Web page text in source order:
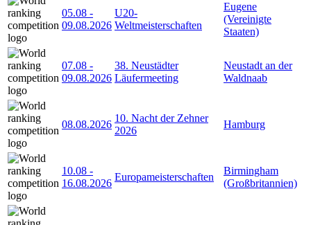
05.08 -
09.08.2026
U20-
Weltmeisterschaften
Eugene
(Vereinigte
Staaten)
07.08 -
09.08.2026
38. Neustädter
Läufermeeting
Neustadt an der
Waldnaab
08.08.2026
10. Nacht der Zehner
2026
Hamburg
10.08 -
16.08.2026
Europameisterschaften
Birmingham
(Großbritannien)